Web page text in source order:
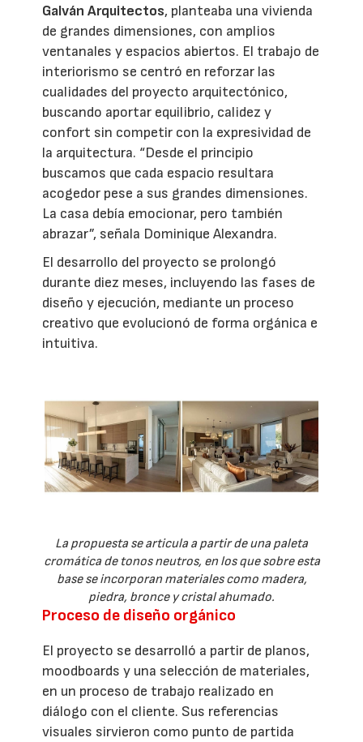
Galván Arquitectos, planteaba una vivienda
de grandes dimensiones, con amplios
ventanales y espacios abiertos. El trabajo de
interiorismo se centró en reforzar las
cualidades del proyecto arquitectónico,
buscando aportar equilibrio, calidez y
confort sin competir con la expresividad de
la arquitectura. “Desde el principio
buscamos que cada espacio resultara
acogedor pese a sus grandes dimensiones.
La casa debía emocionar, pero también
abrazar”, señala Dominique Alexandra.
El desarrollo del proyecto se prolongó
durante diez meses, incluyendo las fases de
diseño y ejecución, mediante un proceso
creativo que evolucionó de forma orgánica e
intuitiva.
La propuesta se articula a partir de una paleta
cromática de tonos neutros, en los que sobre esta
base se incorporan materiales como madera,
piedra, bronce y cristal ahumado.
Proceso de diseño orgánico
El proyecto se desarrolló a partir de planos,
moodboards y una selección de materiales,
en un proceso de trabajo realizado en
diálogo con el cliente. Sus referencias
visuales sirvieron como punto de partida